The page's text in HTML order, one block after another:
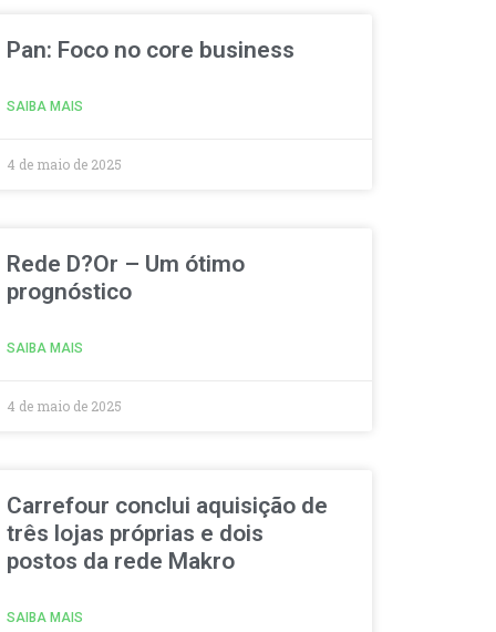
Pan: Foco no core business
SAIBA MAIS
4 de maio de 2025
Rede D?Or – Um ótimo
prognóstico
SAIBA MAIS
4 de maio de 2025
Carrefour conclui aquisição de
três lojas próprias e dois
postos da rede Makro
SAIBA MAIS